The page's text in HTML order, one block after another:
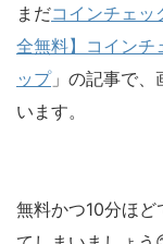
まだコインチェッ
全無料】コインチ
ップ」の記事で、
います。
無料かつ10分ほ